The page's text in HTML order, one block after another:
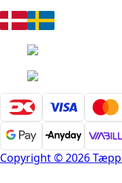
Copyright © 2026